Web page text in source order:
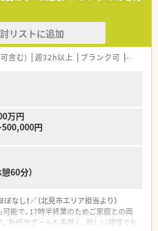
調剤薬局です。地域に密着のかかりつ
ませんか。
して活躍したい方にもキャリアアップ
くお勤めしたいと考えている方を歓迎し
している法人です。
】
との時間やご自身の時間をしっかりと大
費用のサポートを活用して、心機一転新
たい方
一度頑張りたい方
リストに追加
含む) 週32h以上 ブランク可 残業な
万円
円
60分）
なし！／（北見市エリア担当より）
能で、17時半終業のためご家庭との両
赴任サポートも手厚く、新しい環境でも